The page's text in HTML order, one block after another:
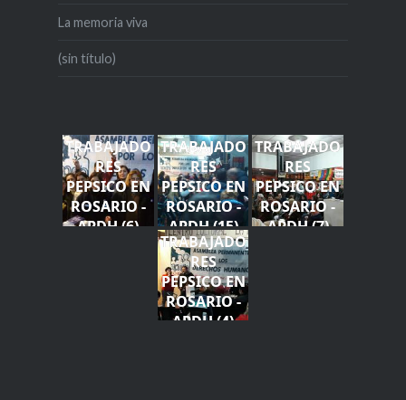
La memoria viva
(sin título)
TRABAJADO
RES
PEPSICO EN
ROSARIO -
APDH (6)
TRABAJADO
RES
PEPSICO EN
ROSARIO -
APDH (15)
TRABAJADO
RES
PEPSICO EN
ROSARIO -
APDH (7)
TRABAJADO
RES
PEPSICO EN
ROSARIO -
APDH (4)